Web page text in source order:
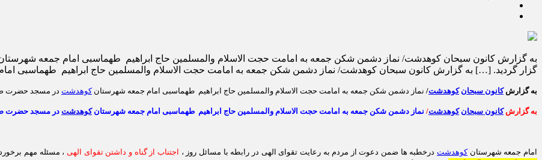
به گزارش کانون سبحان کوهدشت/ نماز دشمن شکن جمعه به امامت حجت الاسلام والمسلمین حاج ابراهیم طهماسبی امام جمعه
گزار گردید. […] به گزارش کانون سبحان کوهدشت/ نماز دشمن شکن جمعه به امامت حجت الاسلام والمسلمین حاج ابراهیم طهماسبی
به گزارشکانون سبحان کوهدشت/ نماز دشمن شکن جمعه به امامت حجت الاسلام والمسلمین حاج ابراهیم طهماسبی امام جمعه شهرستانکوهدشت در مسجد حضرت
به گزارشکانون سبحان کوهدشت/ نماز دشمن شکن جمعه به امامت حجت الاسلام والمسلمین حاج ابراهیم طهماسبی امام جمعه شهرستانکوهدشت در مسجد حضرت
امام جمعه شهرستانکوهدشتدرخطبه ها ضمن دعوت از مردم به رعایت تقوای الهی در رابطه با مسائل روز ، اجتناب از گناه و داشتن تقوای الهی ، مسئله مهم